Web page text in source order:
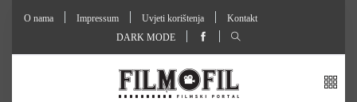
O nama Impressum Uvjeti korištenja
Kontakt
DARK MODE